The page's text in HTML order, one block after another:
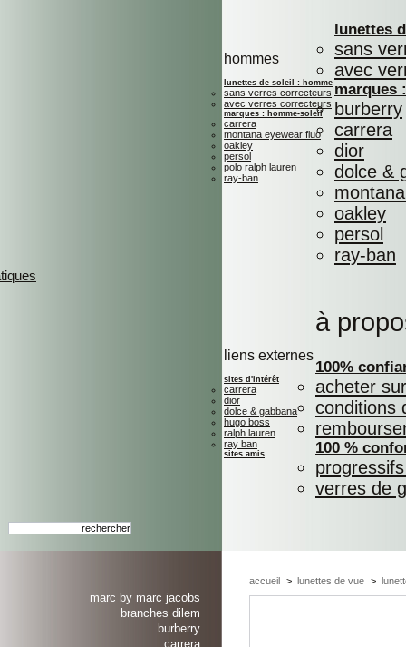
hommes
lunettes de soleil : homme
sans verres correcteurs
avec verres correcteurs
marques : homme-soleil
carrera
montana eyewear fluo
oakley
persol
polo ralph lauren
ray-ban
lunettes
sans
avec
marques
burberry
carrera
dior
dolce &
oakley
persol
ray-ban
liens externes
sites d'intérêt
carrera
dior
dolce & gabbana
hugo boss
ralph lauren
ray ban
sites amis
à
100%
acheter
conditions
100 %
verres de
marc by marc jacobs
branches dilem
burberry
carrera
accueil > lunettes de vue >